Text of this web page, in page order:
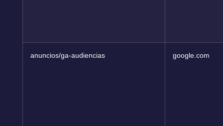
anuncios/ga-audiencias google.com